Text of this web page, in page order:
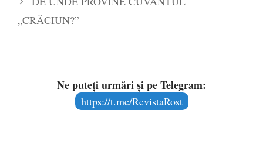
„CRĂCIUN?”
Ne puteți urmări și pe Telegram:
https://t.me/RevistaRost